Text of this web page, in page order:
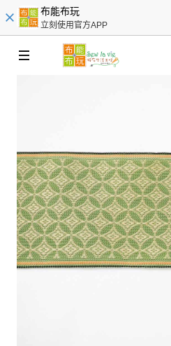
布能布玩
立刻使用官方APP